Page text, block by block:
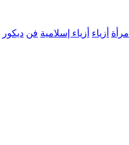
مرأة أزياء أزياء إسلامية فن ديكور